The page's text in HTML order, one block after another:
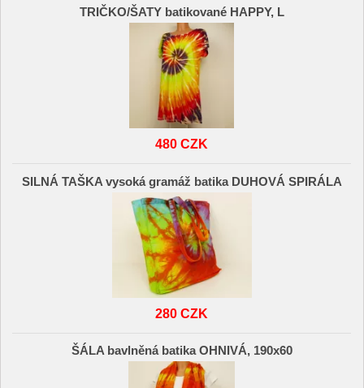
TRIČKO/ŠATY batikované HAPPY, L
480 CZK
SILNÁ TAŠKA vysoká gramáž batika DUHOVÁ SPIRÁLA
280 CZK
ŠÁLA bavlněná batika OHNIVÁ, 190x60